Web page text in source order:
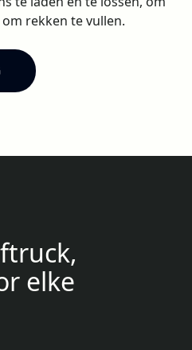
rekken te vullen.
elke